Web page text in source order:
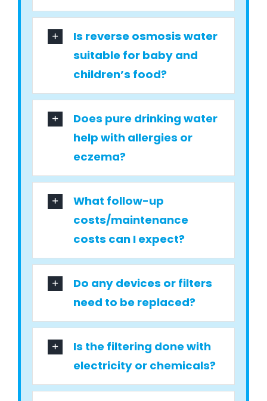
Is reverse osmosis water
suitable for baby and
children’s food?
Does pure drinking water
help with allergies or
eczema?
What follow-up
costs/maintenance
costs can I expect?
Do any devices or filters
need to be replaced?
Is the filtering done with
electricity or chemicals?